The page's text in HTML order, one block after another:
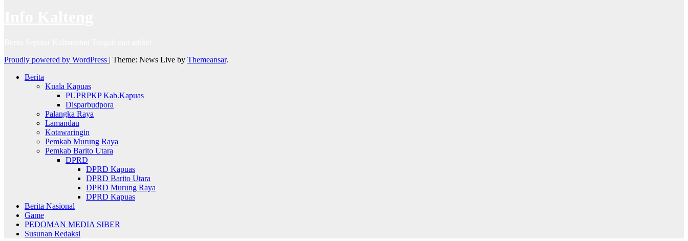
Proudly powered by WordPress | Theme: News Live by Themeansar.
Berita
Kuala Kapuas
PUPRPKP Kab.Kapuas
Disparbudpora
Palangka Raya
Lamandau
Kotawaringin
Pemkab Murung Raya
Pemkab Barito Utara
DPRD
DPRD Kapuas
DPRD Barito Utara
DPRD Murung Raya
DPRD Kapuas
Berita Nasional
Game
PEDOMAN MEDIA SIBER
Susunan Redaksi